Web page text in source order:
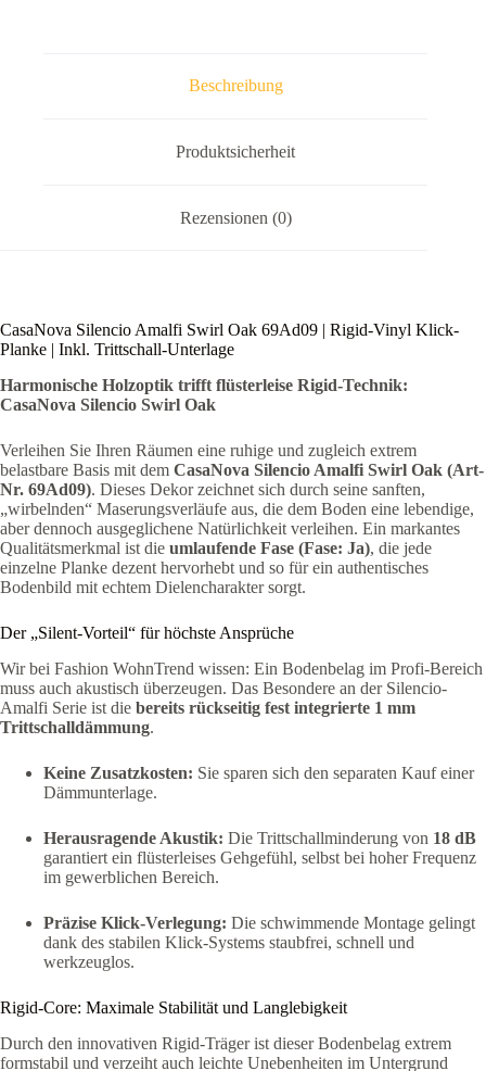
Beschreibung
Produktsicherheit
Rezensionen (0)
CasaNova Silencio Amalfi Swirl Oak 69Ad09 | Rigid-Vinyl Klick-
Planke | Inkl. Trittschall-Unterlage
Harmonische Holzoptik trifft flüsterleise Rigid-Technik:
CasaNova Silencio Swirl Oak
Verleihen Sie Ihren Räumen eine ruhige und zugleich extrem
belastbare Basis mit dem CasaNova Silencio Amalfi Swirl Oak (Art-
Nr. 69Ad09). Dieses Dekor zeichnet sich durch seine sanften,
„wirbelnden“ Maserungsverläufe aus, die dem Boden eine lebendige,
aber dennoch ausgeglichene Natürlichkeit verleihen. Ein markantes
Qualitätsmerkmal ist die umlaufende Fase (Fase: Ja), die jede
einzelne Planke dezent hervorhebt und so für ein authentisches
Bodenbild mit echtem Dielencharakter sorgt.
Der „Silent-Vorteil“ für höchste Ansprüche
Wir bei Fashion WohnTrend wissen: Ein Bodenbelag im Profi-Bereich
muss auch akustisch überzeugen. Das Besondere an der Silencio-
Amalfi Serie ist die bereits rückseitig fest integrierte 1 mm
Trittschalldämmung.
Keine Zusatzkosten: Sie sparen sich den separaten Kauf einer
Dämmunterlage.
Herausragende Akustik: Die Trittschallminderung von 18 dB
garantiert ein flüsterleises Gehgefühl, selbst bei hoher Frequenz
im gewerblichen Bereich.
Präzise Klick-Verlegung: Die schwimmende Montage gelingt
dank des stabilen Klick-Systems staubfrei, schnell und
werkzeuglos.
Rigid-Core: Maximale Stabilität und Langlebigkeit
Durch den innovativen Rigid-Träger ist dieser Bodenbelag extrem
formstabil und verzeiht auch leichte Unebenheiten im Untergrund